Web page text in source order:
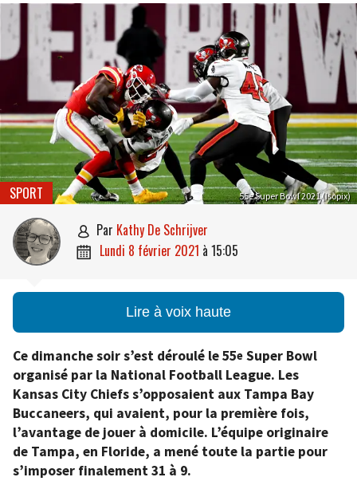
55e Super Bowl 2021 (Isopix)
SPORT
 par Kathy De Schrijver
 lundi 8 février 2021 à 15:05
Lire à voix haute
Ce dimanche soir s’est déroulé le 55e Super Bowl
organisé par la National Football League. Les
Kansas City Chiefs s’opposaient aux Tampa Bay
Buccaneers, qui avaient, pour la première fois,
l’avantage de jouer à domicile. L’équipe originaire
de Tampa, en Floride, a mené toute la partie pour
s’imposer finalement 31 à 9.